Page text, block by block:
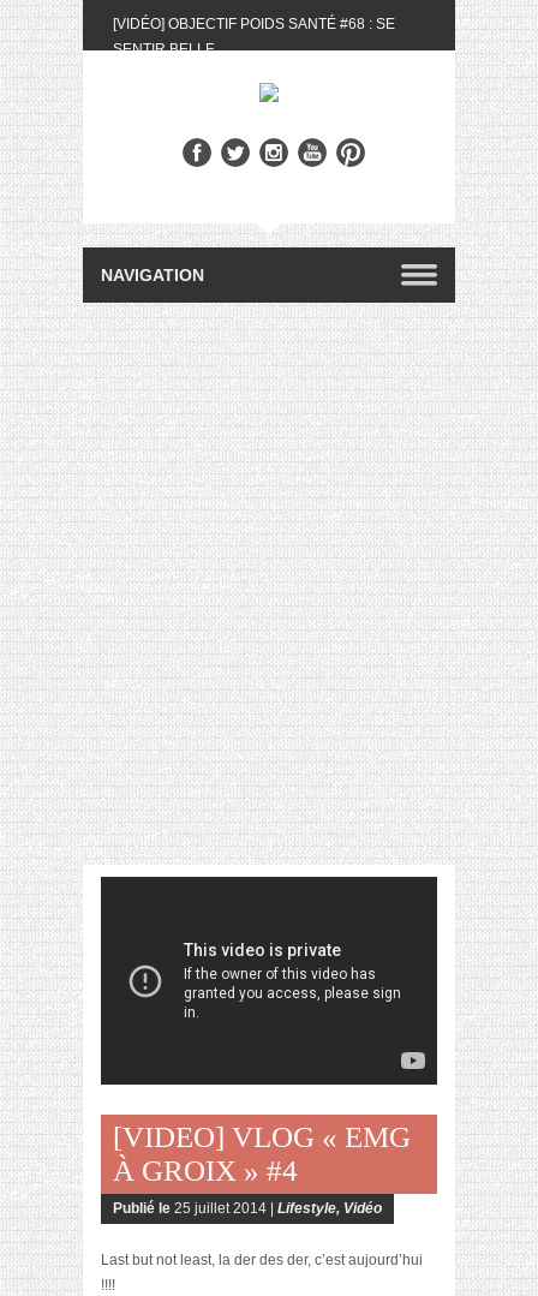
[VIDÉO] OBJECTIF POIDS SANTÉ #68 : SE
SENTIR BELLE
BIOTYFULL BOX DU MOIS DE MAI 2024 FEAT.
[VIDÉO] QUITOQUE #10 : MEAL PREP &
CONVIVIALITÉ
[VIDÉO] UNBOXING : LES MY LITTLE &
BIOTYFULL BOX DU MOIS D’AVRIL 2024
FEAT. AKILA
[VIDÉO] OBJECTIF POIDS SANTÉ #67 : L’AVIS
DES AUTRES, CE N’EST QUE LA VIE DES
AUTRES
[VIDÉO] UNBOXING : LES MY LITTLE &
BIOTYFULL BOX DES MOIS DE FÉVRIER ET
MARS 2024 FEAT. AKILA
[VIDÉO] LA SÉLECTION DU MOIS
#JANVIER2024
[VIDÉO] HELLOFRESH #34 : IDÉES
RECETTES RISOTTO
[VIDEO] VLOG « EMG
À GROIX » #4
Publié le 25 juillet 2014 | Lifestyle, Vidéo
Last but not least, la der des der, c’est aujourd’hui
!!!!